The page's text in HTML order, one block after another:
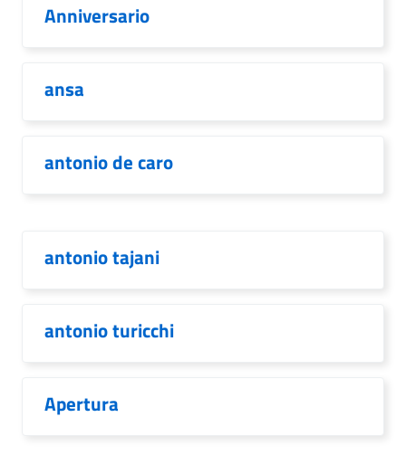
Anniversario
ansa
antonio de caro
antonio tajani
antonio turicchi
Apertura